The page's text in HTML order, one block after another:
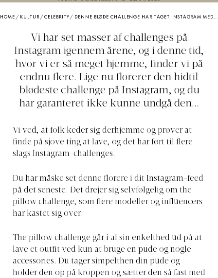
HOME / KULTUR/CELEBRITY / DENNE BLØDE CHALLENGE HAR TAGET INSTAGRAM MED STORM
Vi har set masser af challenges på
Instagram igennem årene, og i denne tid,
hvor vi er så meget hjemme, finder vi på
endnu flere. Lige nu florerer den hidtil
blødeste challenge på Instagram, og du
har garanteret ikke kunne undgå den...
Vi ved, at folk keder sig derhjemme og prøver at
finde på sjove ting at lave, og det har ført til flere
slags Instagram-challenges.
Du har måske set denne florere i dit Instagram-feed
på det seneste. Det drejer sig selvfølgelig om the
pillow challenge, som flere modeller og influencers
har kastet sig over.
The pillow challenge går i al sin enkelthed ud på at
lave et outfit ved kun at bruge en pude og nogle
accessories. Du tager simpelthen din pude og
holder den op på kroppen og sætter den så fast med